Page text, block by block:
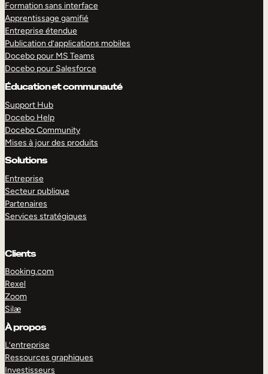
Formation sans interface
Apprentissage gamifié
Entreprise étendue
Publication d’applications mobiles
Docebo pour MS Teams
Docebo pour Salesforce
Éducation et communauté
Support Hub
Docebo Help
Docebo Community
Mises à jour des produits
Solutions
Entreprise
Secteur publique
Partenaires
Services stratégiques
Clients
Booking.com
Rexel
Zoom
Silæ
À propos
L’entreprise
Ressources graphiques
Investisseurs